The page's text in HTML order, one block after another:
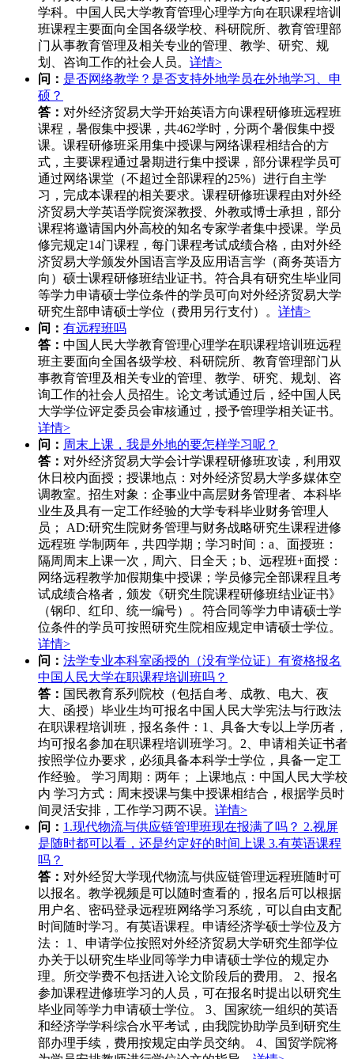
学科。中国人民大学教育管理心理学方向在职课程培训
班课程主要面向全国各级学校、科研院所、教育管理部
门从事教育管理及相关专业的管理、教学、研究、规
划、咨询工作的社会人员。 详情>
问： 是否网络教学？是否支持外地学员在外地学习、申
硕？
答： 对外经济贸易大学开始英语方向课程研修班远程班
课程，暑假集中授课，共462学时，分两个暑假集中授
课。课程研修班采用集中授课与网络课程相结合的方
式，主要课程通过暑期进行集中授课，部分课程学员可
通过网络课堂（不超过全部课程的25%）进行自主学
习，完成本课程的相关要求。课程研修班课程由对外经
济贸易大学英语学院资深教授、外教或博士承担，部分
课程将邀请国内外高校的知名专家学者集中授课。学员
修完规定14门课程，每门课程考试成绩合格，由对外经
济贸易大学颁发外国语言学及应用语言学（商务英语方
向）硕士课程研修班结业证书。符合具有研究生毕业同
等学力申请硕士学位条件的学员可向对外经济贸易大学
研究生部申请硕士学位（费用另行支付）。 详情>
问： 有远程班吗
答： 中国人民大学教育管理心理学在职课程培训班远程
班主要面向全国各级学校、科研院所、教育管理部门从
事教育管理及相关专业的管理、教学、研究、规划、咨
询工作的社会人员招生。论文考试通过后，经中国人民
大学学位评定委员会审核通过，授予管理学相关证书。
详情>
问： 周末上课，我是外地的要怎样学习呢？
答： 对外经济贸易大学会计学课程研修班攻读，利用双
休日校内面授；授课地点：对外经济贸易大学多媒体空
调教室。招生对象：企事业中高层财务管理者、本科毕
业生及具有一定工作经验的大学专科毕业财务管理人
员； AD:研究生院财务管理与财务战略研究生课程进修
远程班 学制两年，共四学期；学习时间：a、面授班：
隔周周末上课一次，周六、日全天；b、远程班+面授：
网络远程教学加假期集中授课；学员修完全部课程且考
试成绩合格者，颁发《研究生院课程研修班结业证书》
（钢印、红印、统一编号）。符合同等学力申请硕士学
位条件的学员可按照研究生院相应规定申请硕士学位。
详情>
问： 法学专业本科室函授的（没有学位证）有资格报名
中国人民大学在职课程培训班吗？
答： 国民教育系列院校（包括自考、成教、电大、夜
大、函授）毕业生均可报名中国人民大学宪法与行政法
在职课程培训班，报名条件：1、具备大专以上学历者，
均可报名参加在职课程培训班学习。2、申请相关证书者
按照学位办要求，必须具备本科学士学位，具备一定工
作经验。 学习周期：两年； 上课地点：中国人民大学校
内 学习方式：周末授课与集中授课相结合，根据学员时
间灵活安排，工作学习两不误。 详情>
问： 1.现代物流与供应链管理班现在报满了吗？ 2.视屏
是随时都可以看，还是约定好的时间上课 3.有英语课程
吗？
答： 对外经贸大学现代物流与供应链管理远程班随时可
以报名。教学视频是可以随时查看的，报名后可以根据
用户名、密码登录远程班网络学习系统，可以自由支配
时间随时学习。有英语课程。申请经济学硕士学位及方
法： 1、申请学位按照对外经济贸易大学研究生部学位
办关于以研究生毕业同等学力申请硕士学位的规定办
理。所交学费不包括进入论文阶段后的费用。 2、报名
参加课程进修班学习的人员，可在报名时提出以研究生
毕业同等学力申请硕士学位。 3、国家统一组织的英语
和经济学学科综合水平考试，由我院协助学员到研究生
部办理手续，费用按规定由学员交纳。 4、国贸学院将